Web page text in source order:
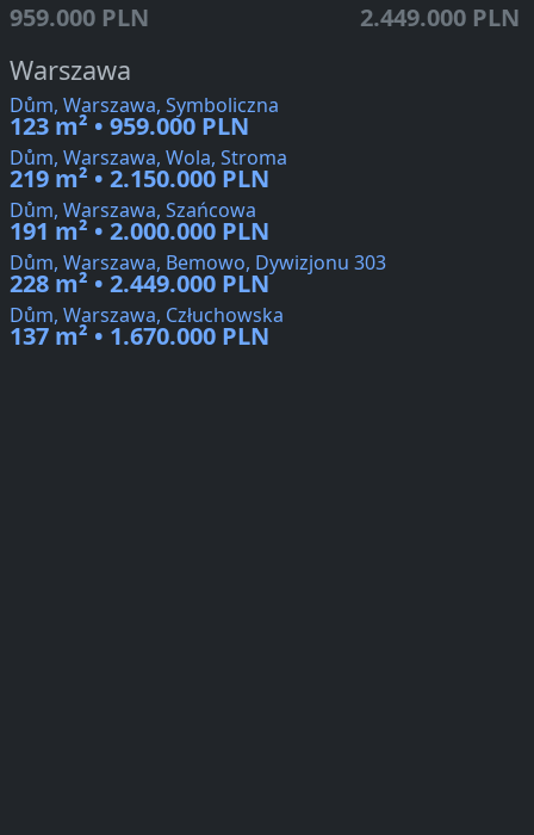
959.000 PLN 2.449.000 PLN
Warszawa
Dům, Warszawa, Symboliczna
123 m² • 959.000 PLN
Dům, Warszawa, Wola, Stroma
219 m² • 2.150.000 PLN
Dům, Warszawa, Szańcowa
191 m² • 2.000.000 PLN
Dům, Warszawa, Bemowo, Dywizjonu 303
228 m² • 2.449.000 PLN
Dům, Warszawa, Człuchowska
137 m² • 1.670.000 PLN